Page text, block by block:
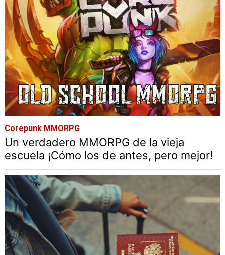
Corepunk MMORPG
Un verdadero MMORPG de la vieja
escuela ¡Cómo los de antes, pero mejor!